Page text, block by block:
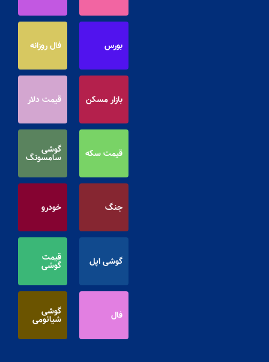
بورس فال روزانه
بازار مسکن قیمت دلار
قیمت سکه گوشی
سامسونگ
جنگ خودرو
گوشی اپل قیمت
گوشی
فال گوشی
شیائومی